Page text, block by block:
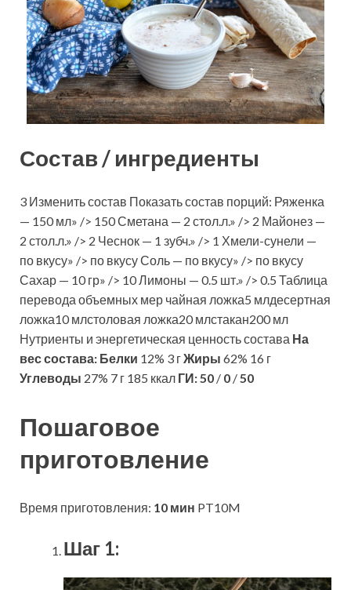
Состав / ингредиенты
3 Изменить состав Показать состав порций: Ряженка
— 150 мл» /> 150 Сметана — 2 стол.л.» /> 2 Майонез —
2 стол.л.» /> 2 Чеснок — 1 зубч.» /> 1 Хмели-сунели —
по вкусу» /> по вкусу Соль — по вкусу» /> по вкусу
Сахар — 10 гр» /> 10 Лимоны — 0.5 шт.» /> 0.5 Таблица
перевода объемных мер чайная ложка5 млдесертная
ложка10 млстоловая ложка20 млстакан200 мл
Нутриенты и энергетическая ценность состава На
вес состава: Белки 12% 3 гЖиры 62% 16 г
Углеводы 27% 7 г 185 ккал ГИ:50 / 0 /50
Пошаговое
приготовление
Время приготовления: 10 мин PT10M
Шаг 1: